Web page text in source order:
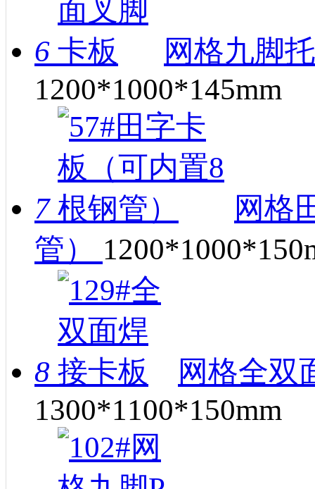
6
网格九脚
1200*1000*145mm
7
网格
管）
8
网格全双
1300*1100*150mm